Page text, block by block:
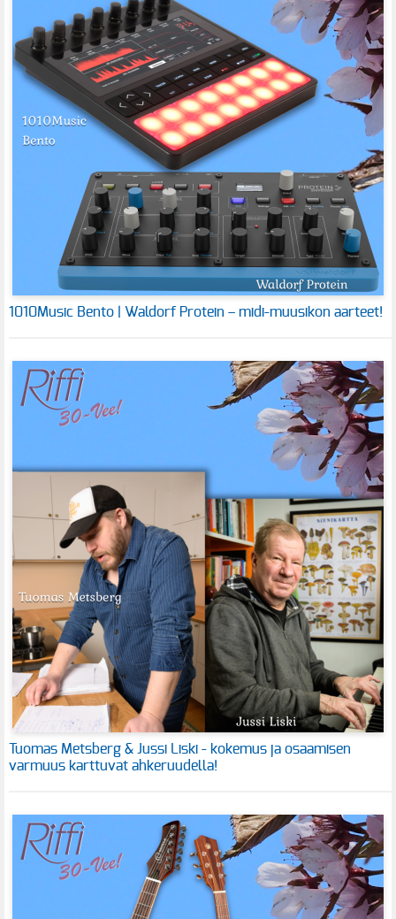
1010Music Bento | Waldorf Protein – midi-muusikon aarteet!
Tuomas Metsberg & Jussi Liski - kokemus ja osaamisen
varmuus karttuvat ahkeruudella!